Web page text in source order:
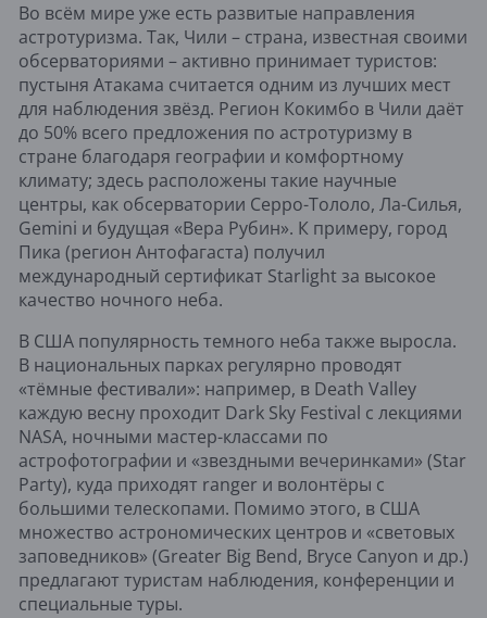
Во всём мире уже есть развитые направления
астротуризма. Так, Чили – страна, известная своими
обсерваториями – активно принимает туристов:
пустыня Атакама считается одним из лучших мест
для наблюдения звёзд. Регион Кокимбо в Чили даёт
до 50% всего предложения по астротуризму в
стране благодаря географии и комфортному
климату; здесь расположены такие научные
центры, как обсерватории Серро-Тололо, Ла-Силья,
Gemini и будущая «Вера Рубин». К примеру, город
Пика (регион Антофагаста) получил
международный сертификат Starlight за высокое
качество ночного неба.
В США популярность темного неба также выросла.
В национальных парках регулярно проводят
«тёмные фестивали»: например, в Death Valley
каждую весну проходит Dark Sky Festival с лекциями
NASA, ночными мастер-классами по
астрофотографии и «звездными вечеринками» (Star
Party), куда приходят ranger и волонтёры с
большими телескопами. Помимо этого, в США
множество астрономических центров и «световых
заповедников» (Greater Big Bend, Bryce Canyon и др.)
предлагают туристам наблюдения, конференции и
специальные туры.